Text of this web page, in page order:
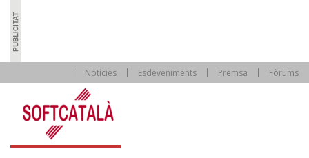
Notícies Esdeveniments Premsa Fòrums